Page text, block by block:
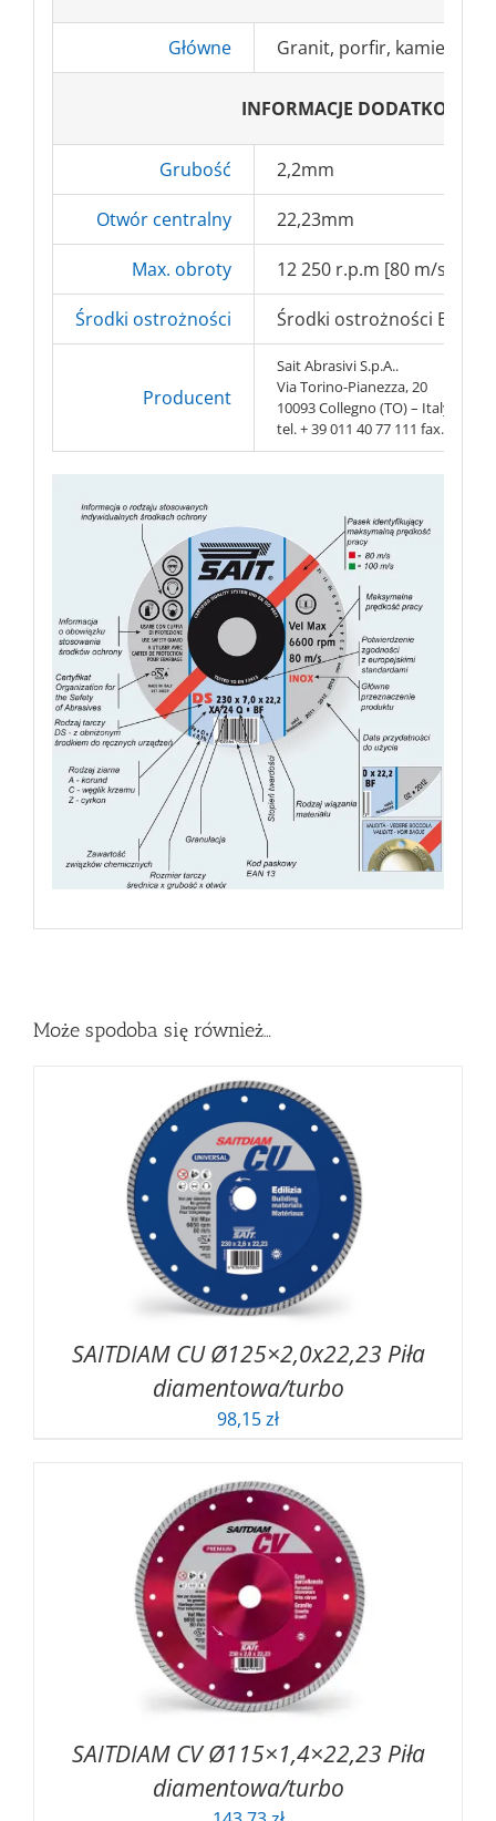
Główne Granit, porfir, kamień,
INFORMACJE DODATKOWE
Grubość 2,2mm
Otwór centralny 22,23mm
Max. obroty 12 250 r.p.m [80 m/s]
Środki ostrożności Środki ostrożności BHP
Producent
Sait Abrasivi S.p.A..
Via Torino-Pianezza, 20
10093 Collegno (TO) – Italy
tel. + 39 011 40 77 111 fax. + 39
Może spodoba się również…
SAITDIAM CU Ø125×2,0x22,23 Piła
diamentowa/turbo
98,15zł
SAITDIAM CV Ø115×1,4×22,23 Piła
diamentowa/turbo